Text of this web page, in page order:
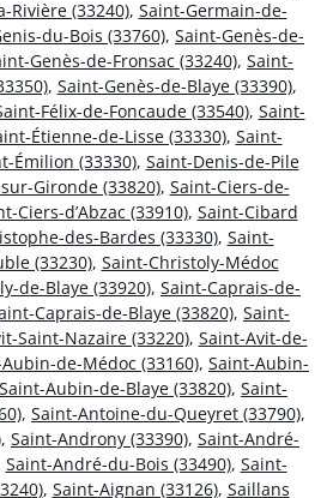
Rivière (33240), Saint-Germain-de-
du-Bois (33760), Saint-Genès-de-
Genès-de-Fronsac (33240), Saint-
, Saint-Genès-de-Blaye (33390),
Félix-de-Foncaude (33540), Saint-
Étienne-de-Lisse (33330), Saint-
Émilion (33330), Saint-Denis-de-Pile
Gironde (33820), Saint-Ciers-de-
Ciers-d’Abzac (33910), Saint-Cibard
des-Bardes (33330), Saint-
(33230), Saint-Christoly-Médoc
de-Blaye (33920), Saint-Caprais-de-
Caprais-de-Blaye (33820), Saint-
Saint-Nazaire (33220), Saint-Avit-de-
de-Médoc (33160), Saint-Aubin-
Saint-Aubin-de-Blaye (33820), Saint-
, Saint-Antoine-du-Queyret (33790),
, Saint-Androny (33390), Saint-André-
Saint-André-du-Bois (33490), Saint-
, Saint-Aignan (33126), Saillans